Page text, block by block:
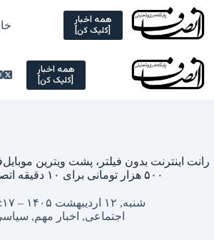
Skip
content
همه اخبار
[کلیک کن]
همه اخبار
[کلیک کن]
رانت اینترنت بدون فیلتر، پشت ویترین
۵۰۰ هزار تومانی برای ۱۰ دقیقه اتصال!
شنبه, ۱۲ اردیبهشت ۱۴۰۵ – ۱۷:۱۷
اجتماعی, اخبار مهم,